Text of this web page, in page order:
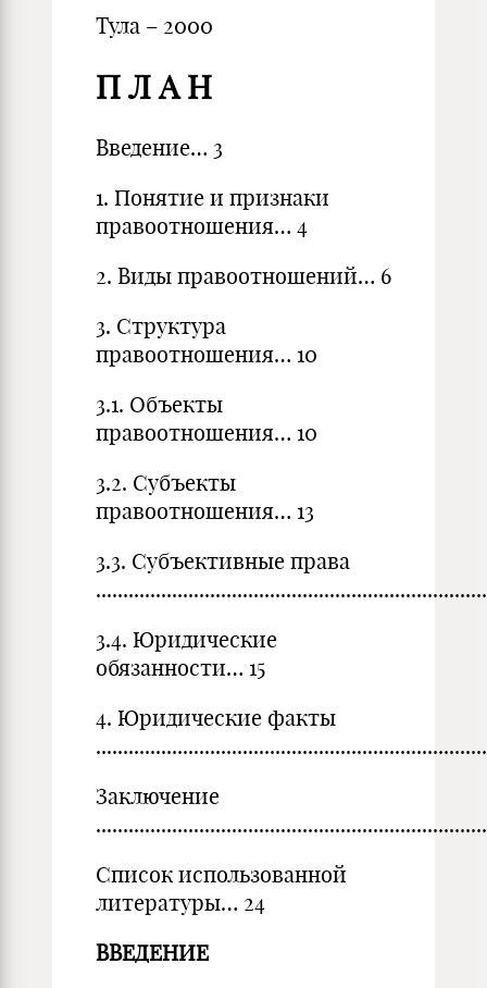
Тула – 2000
П Л А Н
Введение… 3
1. Понятие и признаки
правоотношения… 4
2. Виды правоотношений… 6
3. Структура
правоотношения… 10
3.1. Объекты
правоотношения… 10
3.2. Субъекты
правоотношения… 13
3.3. Субъективные права
3.4. Юридические
обязанности… 15
4. Юридические факты
Заключение
Список использованной
литературы… 24
ВВЕДЕНИЕ